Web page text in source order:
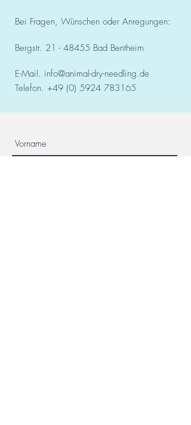
Bei Fragen, Wünschen oder Anregungen:
Bergstr. 21 - 48455 Bad Bentheim
E-Mail. info@animal-dry-needling.de
Telefon. +49 (0) 5924 783165